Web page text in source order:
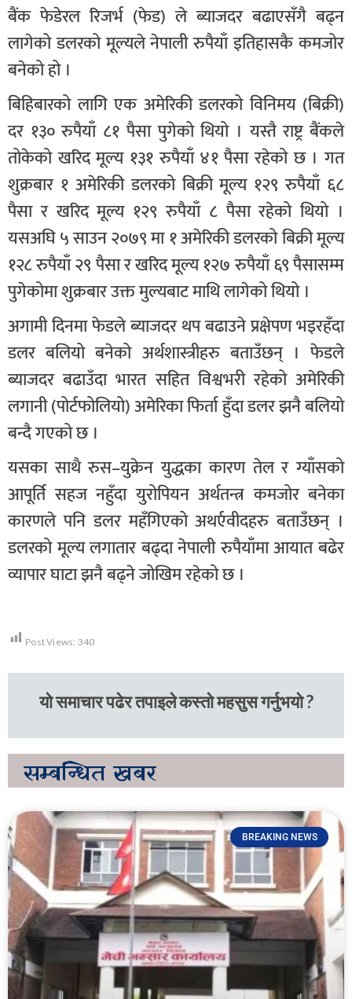
बैंक फेडेरल रिजर्भ (फेड) ले ब्याजदर बढाएसँगै बढ्न
लागेको डलरको मूल्यले नेपाली रुपैयाँ इतिहासकै कमजोर
बनेको हो ।
बिहिबारको लागि एक अमेरिकी डलरको विनिमय (बिक्री)
दर १३० रुपैयाँ ८१ पैसा पुगेको थियो । यस्तै राष्ट्र बैंकले
तोकेको खरिद मूल्य १३१ रुपैयाँ ४१ पैसा रहेको छ । गत
शुक्रबार १ अमेरिकी डलरको बिक्री मूल्य १२९ रुपैयाँ ६८
पैसा र खरिद मूल्य १२९ रुपैयाँ ८ पैसा रहेको थियो ।
यसअघि ५ साउन २०७९ मा १ अमेरिकी डलरको बिक्री मूल्य
१२८ रुपैयाँ २९ पैसा र खरिद मूल्य १२७ रुपैयाँ ६९ पैसासम्म
पुगेकोमा शुक्रबार उक्त मुल्यबाट माथि लागेको थियो ।
अगामी दिनमा फेडले ब्याजदर थप बढाउने प्रक्षेपण भइरहँदा
डलर बलियो बनेको अर्थशास्त्रीहरु बताउँछन् । फेडले
ब्याजदर बढाउँदा भारत सहित विश्वभरी रहेको अमेरिकी
लगानी (पोर्टफोलियो) अमेरिका फिर्ता हुँदा डलर झनै बलियो
बन्दै गएको छ ।
यसका साथै रुस–युक्रेन युद्धका कारण तेल र ग्याँसको
आपूर्ति सहज नहुँदा युरोपियन अर्थतन्त्र कमजोर बनेका
कारणले पनि डलर महँगिएको अथर्एवीदहरु बताउँछन् ।
डलरको मूल्य लगातार बढ्दा नेपाली रुपैयाँमा आयात बढेर
व्यापार घाटा झनै बढ्ने जोखिम रहेको छ ।
Post Views: 340
यो समाचार पढेर तपाइले कस्तो महसुस गर्नुभयो ?
सम्बन्धित खबर
BREAKING NEWS